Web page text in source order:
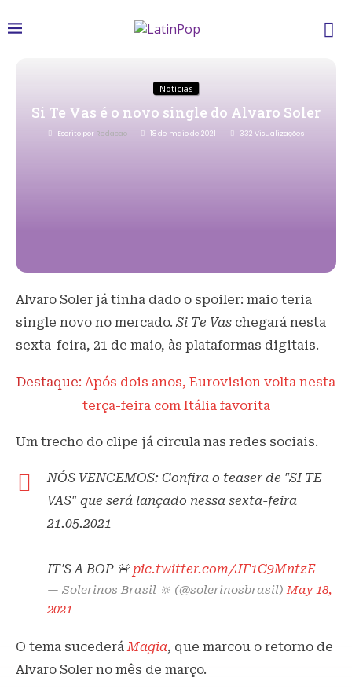
Notícias
Si Te Vas é o novo single do Alvaro Soler
Escrito por Redacao 18 de maio de 2021 332 Visualizações
Alvaro Soler já tinha dado o spoiler: maio teria
single novo no mercado. Si Te Vas chegará nesta
sexta-feira, 21 de maio, às plataformas digitais.
Destaque: Após dois anos, Eurovision volta nesta
terça-feira com Itália favorita
Um trecho do clipe já circula nas redes sociais.
NÓS VENCEMOS: Confira o teaser de "SI TE
VAS" que será lançado nessa sexta-feira
21.05.2021
IT'S A BOP 🚨 pic.twitter.com/JF1C9MntzE
— Solerinos Brasil 🔆 (@solerinosbrasil)May 18,
2021
O tema sucederáMagia, que marcou o retorno de
Alvaro Soler no mês de março.